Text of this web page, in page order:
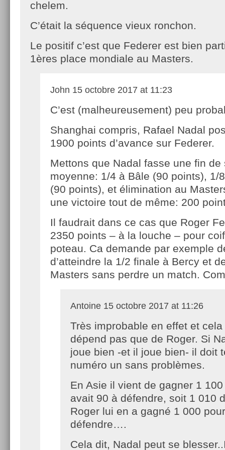
chelem.
C’était la séquence vieux ronchon.
Le positif c’est que Federer est bien
1ères place mondiale au Masters.
John 15 octobre 2017 at 11:23
C’est (malheureusement) peu
Shanghai compris, Rafael Nadal
1900 points d’avance sur Federer.
Mettons que Nadal fasse une fin de
moyenne: 1/4 à Bâle (90 points), 1/
(90 points), et élimination au
une victoire tout de même: 200
Il faudrait dans ce cas que Roger
2350 points – à la louche – pour
poteau. Ca demande par exemple
d’atteindre la 1/2 finale à Bercy et
Masters sans perdre un match.
Antoine 15 octobre 2017 at 11:26
Très improbable en effet et cela
dépend pas que de Roger. Si
joue bien -et il joue bien- il doit
numéro un sans problèmes.
En Asie il vient de gagner 1
avait 90 à défendre, soit 1 010
Roger lui en a gagné 1 000
défendre….
Cela dit, Nadal peut se